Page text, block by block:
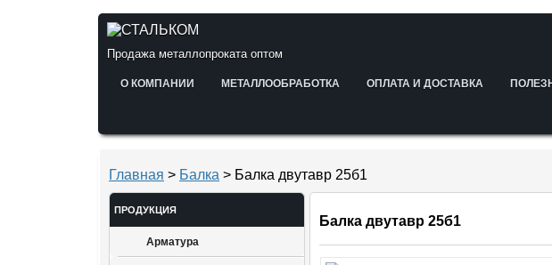
Продажа металлопроката оптом
О КОМПАНИИ МЕТАЛЛООБРАБОТКА ОПЛАТА И ДОСТАВКА
Главная > Балка > Балка двутавр 25б1
ПРОДУКЦИЯ
Арматура
Балка двутавр 25б1